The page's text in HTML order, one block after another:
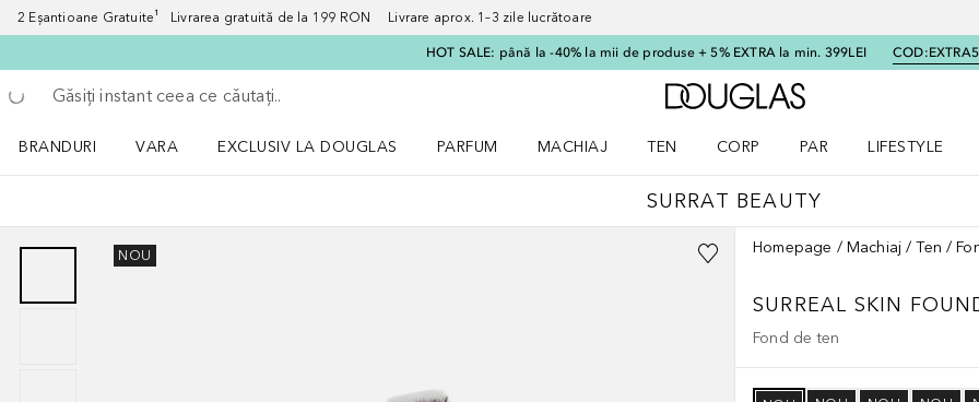
2 Eșantioane Gratuite¹ Livrarea gratuită de la 199 RON Livrare aprox. 1–3 zile lucrătoare
HOT SALE: până la -40% la mii de produse + 5% EXTRA la min. 399LEI COD:
Înapoi
Executați căutarea
Către pagina principală
BRANDURI
VARA
EXCLUSIV LA DOUGLAS
PARFUM
MACHIAJ
TEN
CORP
PAR
LIFESTYLE
SURRAT BEAUTY
NOU Homepage Machiaj Ten
SURREAL SKIN
Fond de ten